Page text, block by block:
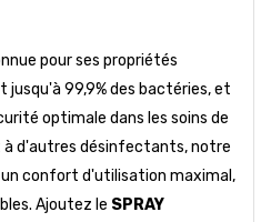
pour ses propriétés
99,9% des bactéries, et
optimale dans les soins de
d'autres désinfectants, notre
confort d'utilisation maximal,
Ajoutez le SPRAY